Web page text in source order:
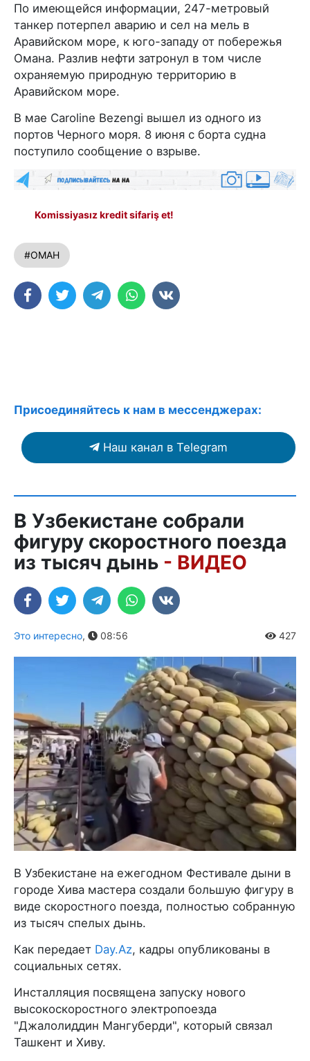
По имеющейся информации, 247-метровый
танкер потерпел аварию и сел на мель в
Аравийском море, к юго-западу от побережья
Омана. Разлив нефти затронул в том числе
охраняемую природную территорию в
Аравийском море.
В мае Caroline Bezengi вышел из одного из
портов Черного моря. 8 июня с борта судна
поступило сообщение о взрыве.
Komissiyasız kredit sifariş et!
#ОМАН
Присоединяйтесь к нам в мессенджерах:
Наш канал в Telegram
В Узбекистане собрали
фигуру скоростного поезда
из тысяч дынь - ВИДЕО
Это интересно, 08:56 427
В Узбекистане на ежегодном Фестивале дыни в
городе Хива мастера создали большую фигуру в
виде скоростного поезда, полностью собранную
из тысяч спелых дынь.
Как передает Day.Az, кадры опубликованы в
социальных сетях.
Инсталляция посвящена запуску нового
высокоскоростного электропоезда
"Джалолиддин Мангуберди", который связал
Ташкент и Хиву.